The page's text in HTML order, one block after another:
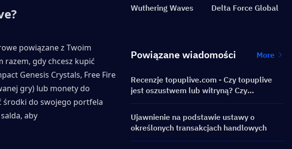
powiązane z Twoim
razem, gdy chcesz kupić
Genesis Crystals, Free Fire
gry) lub monety do
środki do swojego portfela
aby
Wuthering Waves Delta Force Global
Powiązane wiadomości More
Recenzje topuplive.com - Czy topuplive
jest oszustwem lub witryną? Czy
powinieneś go używać?
Ujawnienie na podstawie ustawy o
określonych transakcjach handlowych